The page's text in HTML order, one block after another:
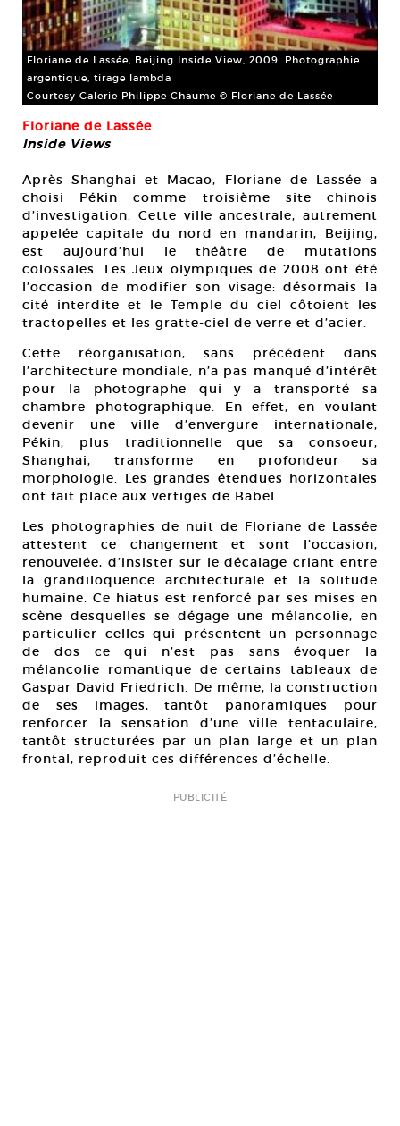
Floriane de Lassée, Beijing Inside View, 2009. Photographie
argentique, tirage lambda
Courtesy Galerie Philippe Chaume © Floriane de Lassée
Floriane de Lassée
Inside Views
Après Shanghai et Macao, Floriane de Lassée a
choisi Pékin comme troisième site chinois
d’investigation. Cette ville ancestrale, autrement
appelée capitale du nord en mandarin, Beijing,
est aujourd’hui le théâtre de mutations
colossales. Les Jeux olympiques de 2008 ont été
l’occasion de modifier son visage: désormais la
cité interdite et le Temple du ciel côtoient les
tractopelles et les gratte-ciel de verre et d’acier.
Cette réorganisation, sans précédent dans
l’architecture mondiale, n’a pas manqué d’intérêt
pour la photographe qui y a transporté sa
chambre photographique. En effet, en voulant
devenir une ville d’envergure internationale,
Pékin, plus traditionnelle que sa consoeur,
Shanghai, transforme en profondeur sa
morphologie. Les grandes étendues horizontales
ont fait place aux vertiges de Babel.
Les photographies de nuit de Floriane de Lassée
attestent ce changement et sont l’occasion,
renouvelée, d’insister sur le décalage criant entre
la grandiloquence architecturale et la solitude
humaine. Ce hiatus est renforcé par ses mises en
scène desquelles se dégage une mélancolie, en
particulier celles qui présentent un personnage
de dos ce qui n’est pas sans évoquer la
mélancolie romantique de certains tableaux de
Gaspar David Friedrich. De même, la construction
de ses images, tantôt panoramiques pour
renforcer la sensation d’une ville tentaculaire,
tantôt structurées par un plan large et un plan
frontal, reproduit ces différences d’échelle.
PUBLICITÉ